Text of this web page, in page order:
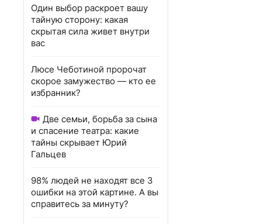
Один выбор раскроет вашу
тайную сторону: какая
скрытая сила живет внутри
вас
Люсе Чеботиной пророчат
скорое замужество — кто ее
избранник?
Две семьи, борьба за сына
и спасение театра: какие
тайны скрывает Юрий
Гальцев
98% людей не находят все 3
ошибки на этой картине. А вы
справитесь за минуту?